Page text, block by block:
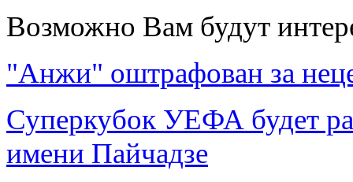
Возможно Вам будут
"Анжи" оштрафован за
Суперкубок УЕФА будет
имени Пайчадзе